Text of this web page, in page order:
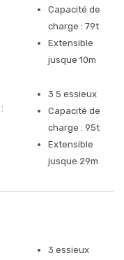
Capacité de
charge : 79t
Extensible
jusque 10m
3 5 essieux
Capacité de
charge : 95t
Extensible
jusque 29m
3 essieux